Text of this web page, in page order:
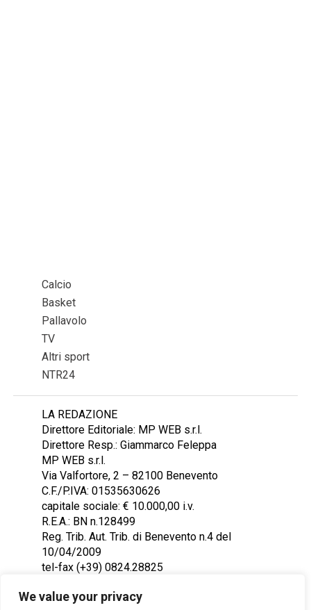
We value your privacy
Calcio
Basket
Pallavolo
TV
Altri sport
NTR24
LA REDAZIONE
Direttore Editoriale: MP WEB s.r.l.
Direttore Resp.: Giammarco Feleppa
MP WEB s.r.l.
Via Valfortore, 2 – 82100 Benevento
C.F./P.IVA: 01535630626
capitale sociale: € 10.000,00 i.v.
R.E.A.: BN n.128499
Reg. Trib. Aut. Trib. di Benevento n.4 del
10/04/2009
tel-fax (+39) 0824.28825